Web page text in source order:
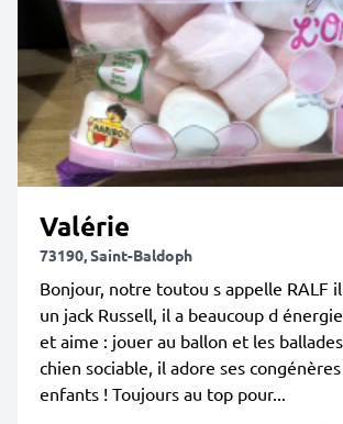
Valérie
73190, Saint-Baldoph
Bonjour, notre toutou s appelle RALF il
un jack Russell, il a beaucoup d
et aime : jouer au ballon et les
chien sociable, il adore ses
enfants ! Toujours au top pour...